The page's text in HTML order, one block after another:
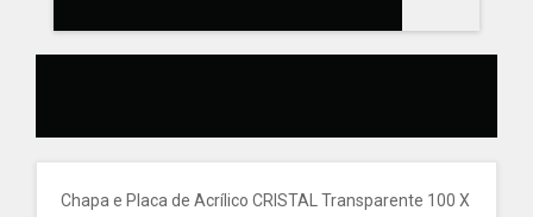
Chapa e Placa de Acrílico CRISTAL Transparente 100 X